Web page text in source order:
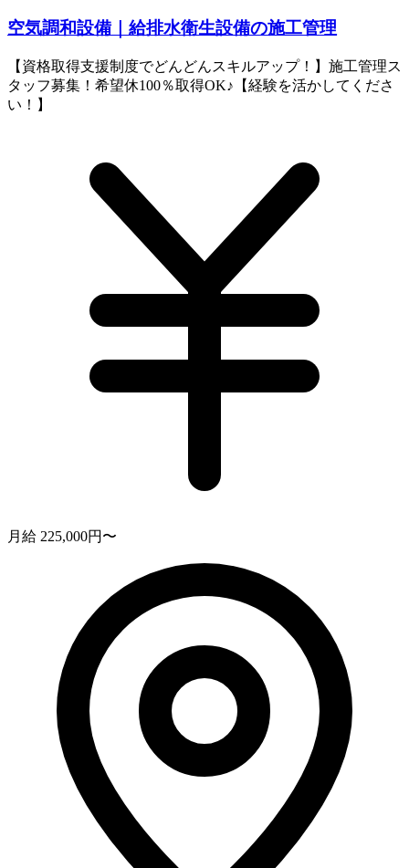
空気調和設備｜給排水衛生設備の施工管理
【資格取得支援制度でどんどんスキルアップ！】施工管理ス
タッフ募集！希望休100％取得OK♪【経験を活かしてくださ
い！】
月給 225,000円〜